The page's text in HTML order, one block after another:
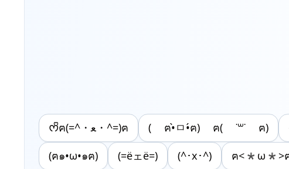
ᰔᩚฅ(=^・ﻌ・^=)ฅ ‎( ฅ•̀ㅁ•́ฅ) ฅ( ˙꒳​˙ ฅ)
(ฅ๑•ω•๑ฅ) (=ёェё=) (^･x･^) ฅ<*ω*>